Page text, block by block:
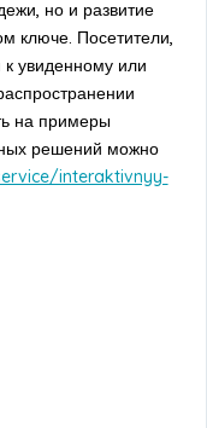
но и развитие
ключе. Посетители,
к увиденному или
на примеры
решений можно
interaktivnyy-